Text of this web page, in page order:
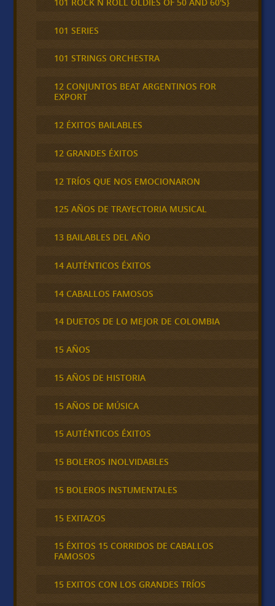
101 SERIES
101 STRINGS ORCHESTRA
12 CONJUNTOS BEAT ARGENTINOS FOR
EXPORT
12 ÉXITOS BAILABLES
12 GRANDES ÉXITOS
12 TRÍOS QUE NOS EMOCIONARON
125 AÑOS DE TRAYECTORIA MUSICAL
13 BAILABLES DEL AÑO
14 AUTÉNTICOS ÉXITOS
14 CABALLOS FAMOSOS
14 DUETOS DE LO MEJOR DE COLOMBIA
15 AÑOS
15 AÑOS DE HISTORIA
15 AÑOS DE MÚSICA
15 AUTÉNTICOS ÉXITOS
15 BOLEROS INOLVIDABLES
15 BOLEROS INSTUMENTALES
15 EXITAZOS
15 ÉXITOS 15 CORRIDOS DE CABALLOS
FAMOSOS
15 EXITOS CON LOS GRANDES TRÍOS